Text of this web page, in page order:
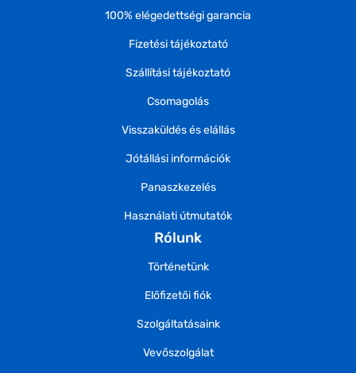
100% elégedettségi garancia
Fizetési tájékoztató
Szállítási tájékoztató
Csomagolás
Visszaküldés és elállás
Jótállási információk
Panaszkezelés
Használati útmutatók
Rólunk
Történetünk
Előfizetői fiók
Szolgáltatásaink
Vevőszolgálat